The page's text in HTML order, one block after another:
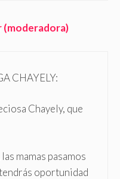
(moderadora)
CHAYELY:
Chayely, que
mamas pasamos
oportunidad